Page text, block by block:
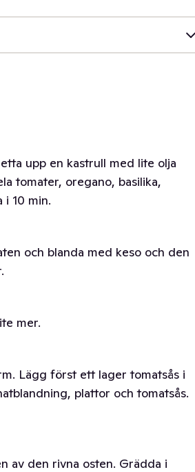
upp en kastrull med lite olja
tomater, oregano, basilika,
i 10 min.
och blanda med keso och den
mer.
Lägg först ett lager tomatsås i
plattor och tomatsås.
av den rivna osten. Grädda i